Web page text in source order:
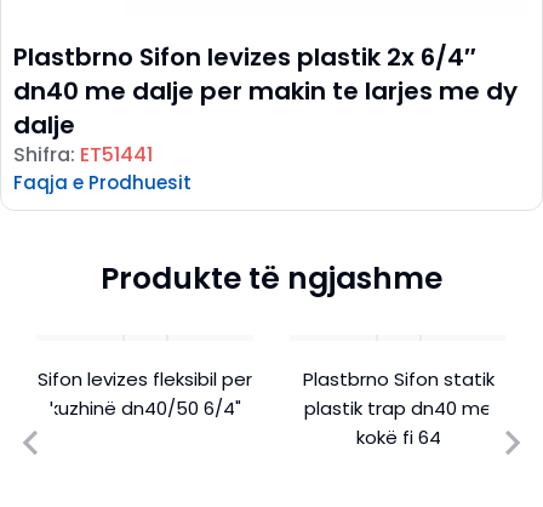
Plastbrno Sifon levizes plastik 2x 6/4″
dn40 me dalje per makin te larjes me dy
dalje
Shifra: ET51441
Faqja e Prodhuesit
Produkte të ngjashme
Sifon levizes fleksibil per
kuzhinë dn40/50 6/4"
Plastbrno Sifon statik
plastik trap dn40 me
kokë fi 64